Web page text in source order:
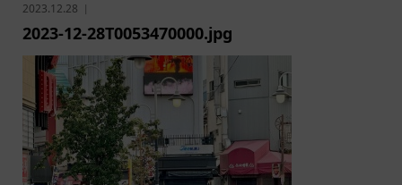
2023.12.28
2023-12-28T0053470000.jpg